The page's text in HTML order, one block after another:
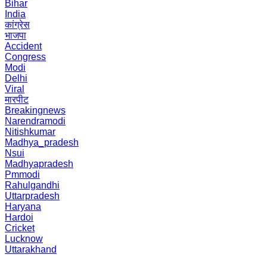
Bihar
India
कांग्रेस
भाजपा
Accident
Congress
Modi
Delhi
Viral
मारपीट
Breakingnews
Narendramodi
Nitishkumar
Madhya_pradesh
Nsui
Madhyapradesh
Pmmodi
Rahulgandhi
Uttarpradesh
Haryana
Hardoi
Cricket
Lucknow
Uttarakhand